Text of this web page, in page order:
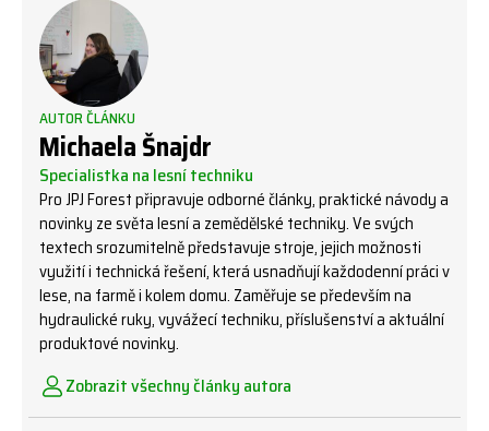
AUTOR ČLÁNKU
Michaela Šnajdr
Specialistka na lesní techniku
Pro JPJ Forest připravuje odborné články, praktické návody a
novinky ze světa lesní a zemědělské techniky. Ve svých
textech srozumitelně představuje stroje, jejich možnosti
využití i technická řešení, která usnadňují každodenní práci v
lese, na farmě i kolem domu. Zaměřuje se především na
hydraulické ruky, vyvážecí techniku, příslušenství a aktuální
produktové novinky.
Zobrazit všechny články autora